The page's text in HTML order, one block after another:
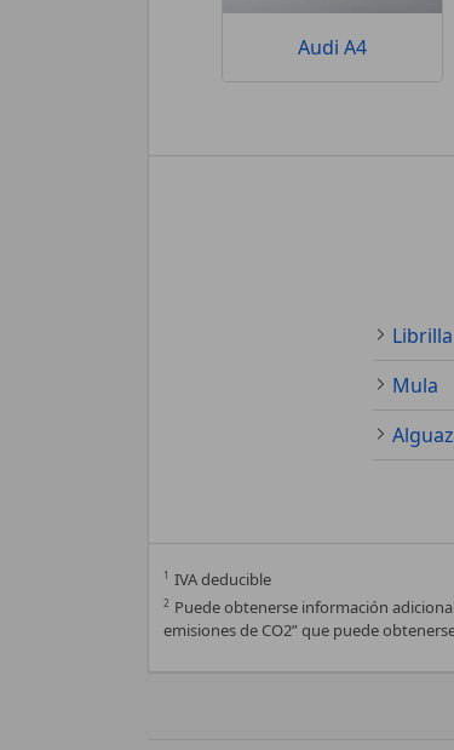
Audi A4
Librilla
Mula
1 IVA deducible
2 Puede obtenerse información
emisiones de CO2” que puede